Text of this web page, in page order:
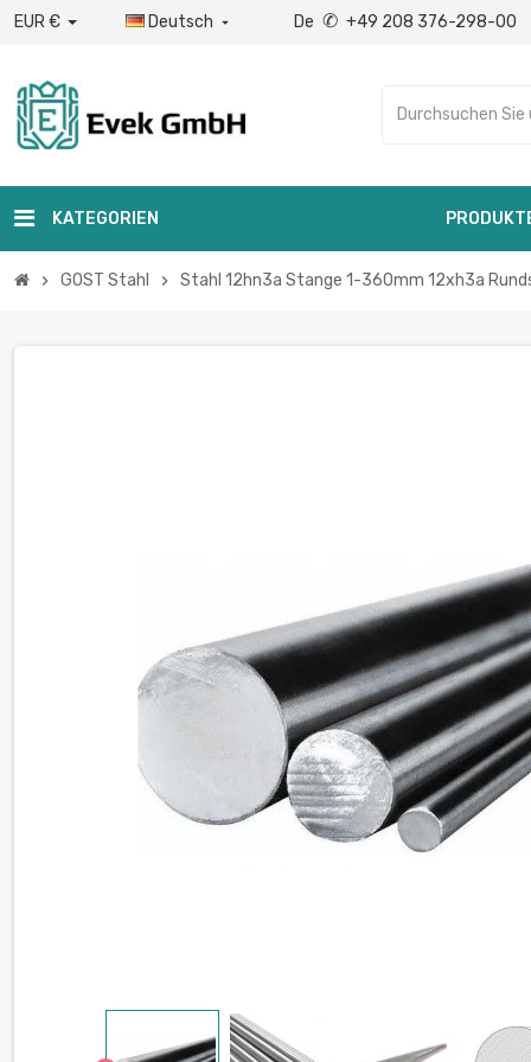
EUR € Deutsch  De ✆ +49 208 376-298-00
KATEGORIEN
chevron_right GOST Stahl chevron_right Stahl 12hn3a Stange 1-360mm 12xh3a